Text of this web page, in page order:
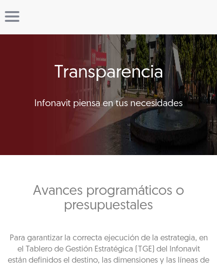
Transparencia
Infonavit piensa en tus necesidades
Avances programáticos o
presupuestales
Para garantizar la correcta ejecución de la estrategia, en
el Tablero de Gestión Estratégica (TGE) del Infonavit
están definidos el destino, las dimensiones y las líneas de